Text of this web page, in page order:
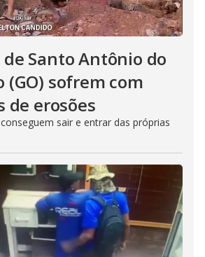
Santo Antônio do
(GO) sofrem com
de erosões
sair e entrar das próprias